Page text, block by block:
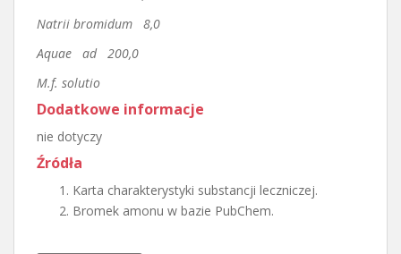
Natrii bromidum 8,0
Aquae ad 200,0
M.f. solutio
Dodatkowe informacje
nie dotyczy
Źródła
Karta charakterystyki substancji leczniczej.
Bromek amonu w bazie PubChem.